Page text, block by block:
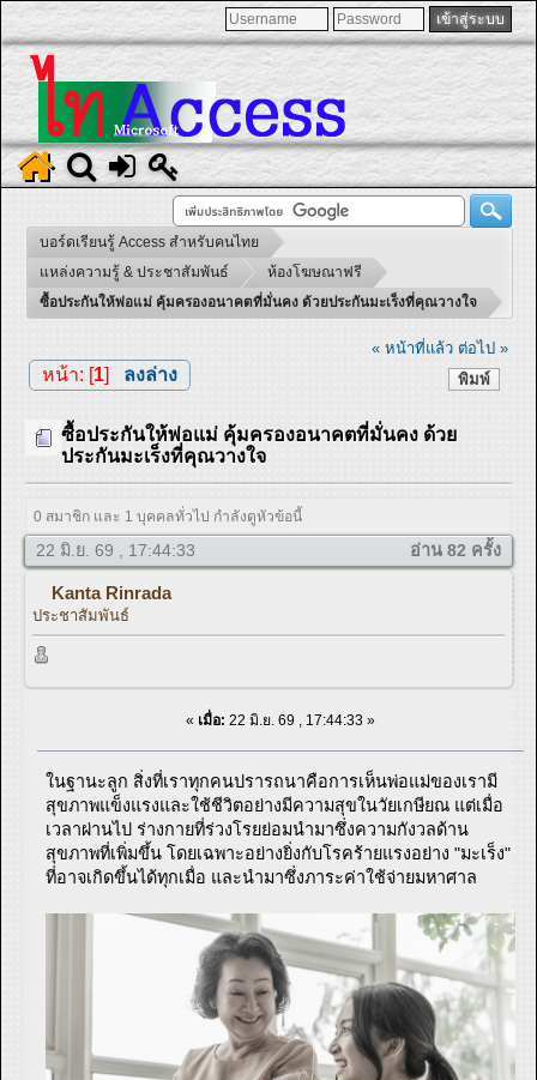
บอร์ดเรียนรู้ Access สำหรับคนไทย
แหล่งความรู้ & ประชาสัมพันธ์
ห้องโฆษณาฟรี
ซื้อประกันให้พ่อแม่ คุ้มครองอนาคตที่มั่นคง ด้วยประกันมะเร็งที่คุณวางใจ
« หน้าที่แล้ว ต่อไป »
พิมพ์
หน้า: [1] ลงล่าง
ซื้อประกันให้พ่อแม่ คุ้มครองอนาคตที่มั่นคง ด้วย
ประกันมะเร็งที่คุณวางใจ
0 สมาชิก และ 1 บุคคลทั่วไป กำลังดูหัวข้อนี้
22 มิ.ย. 69 , 17:44:33 อ่าน 82 ครั้ง
Kanta Rinrada
ประชาสัมพันธ์
« เมื่อ: 22 มิ.ย. 69 , 17:44:33 »
ในฐานะลูก สิ่งที่เราทุกคนปรารถนาคือการเห็นพ่อแม่ของเรามี
สุขภาพแข็งแรงและใช้ชีวิตอย่างมีความสุขในวัยเกษียณ แต่เมื่อ
เวลาผ่านไป ร่างกายที่ร่วงโรยย่อมนำมาซึ่งความกังวลด้าน
สุขภาพที่เพิ่มขึ้น โดยเฉพาะอย่างยิ่งกับโรคร้ายแรงอย่าง "มะเร็ง"
ที่อาจเกิดขึ้นได้ทุกเมื่อ และนำมาซึ่งภาระค่าใช้จ่ายมหาศาล